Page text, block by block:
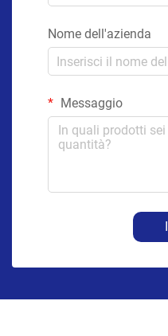
Nome dell'azienda
Messaggio